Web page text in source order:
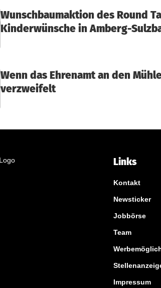
Wunschbaumaktion des Round
Kinderwünsche in Amberg-
Wenn das Ehrenamt an den
verzweifelt
Links
Kontakt
Newsticker
Jobbörse
Team
Impressum